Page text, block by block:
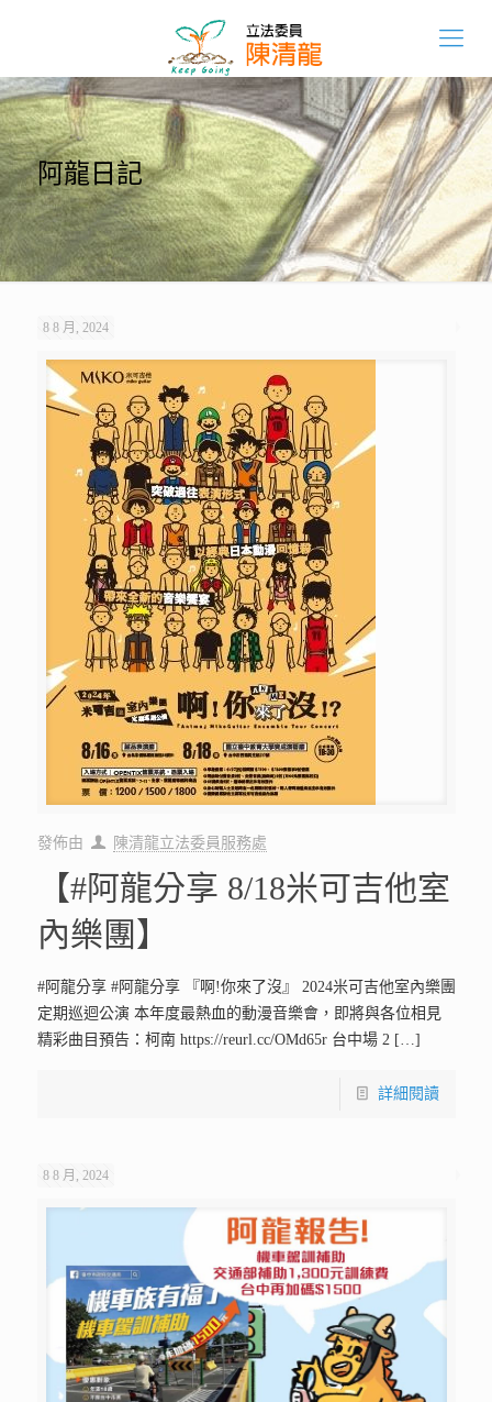
阿龍日記
8 8 月, 2024
發佈由 陳清龍立法委員服務處
【#阿龍分享 8/18米可吉他室
內樂團】
#阿龍分享 #阿龍分享 『啊!你來了沒』 2024米可吉他室內樂團
定期巡迴公演 本年度最熱血的動漫音樂會，即將與各位相見
精彩曲目預告：柯南 https://reurl.cc/OMd65r 台中場 2[…]
詳細閱讀
8 8 月, 2024